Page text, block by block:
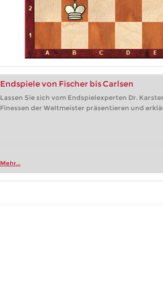
Endspiele von Fischer bis Carlsen
Lassen Sie sich vom Endspielexperten Dr.
Finessen der Weltmeister präsentieren und
Mehr...